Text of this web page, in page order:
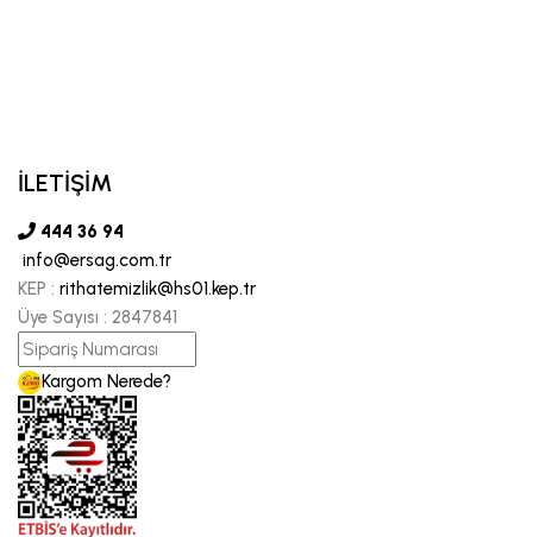
İLETİŞİM
444 36 94
info@ersag.com.tr
KEP : rithatemizlik@hs01.kep.tr
Üye Sayısı : 2847841
Kargom Nerede?